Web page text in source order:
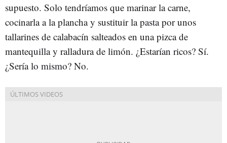
supuesto. Solo tendríamos que marinar la carne,
cocinarla a la plancha y sustituir la pasta por unos
tallarines de calabacín salteados en una pizca de
mantequilla y ralladura de limón. ¿Estarían ricos? Sí.
¿Sería lo mismo? No.